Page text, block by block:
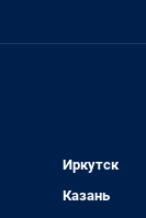
Иркутск
Казань